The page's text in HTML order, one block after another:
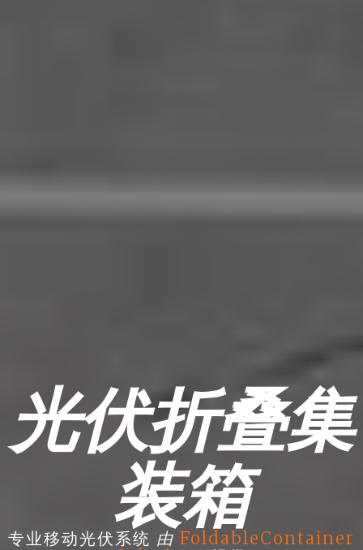
光伏折叠集
装箱
专业移动光伏系统 由 FoldableContainer